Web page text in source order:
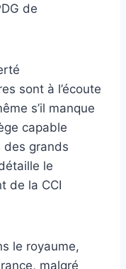
de
sont à l’écoute
s’il manque
capable
des grands
le
de la CCI
le royaume,
malgré